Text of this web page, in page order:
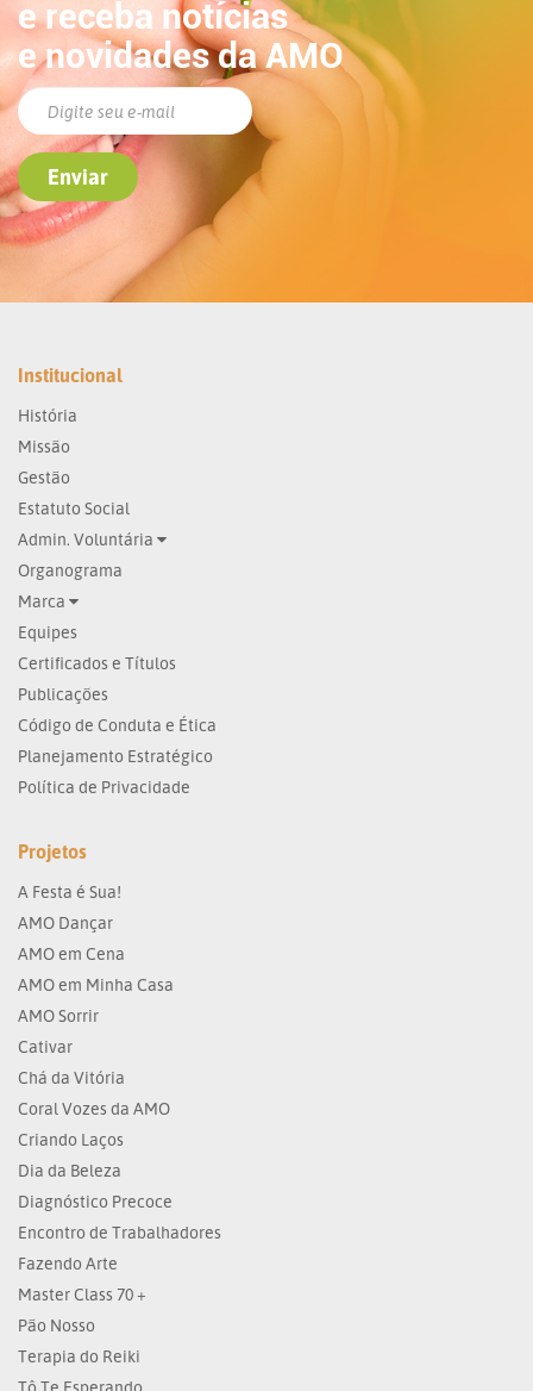
e receba notícias
e novidades da AMO
Institucional
História
Missão
Gestão
Estatuto Social
Admin. Voluntária
Organograma
Marca
Equipes
Certificados e Títulos
Publicações
Código de Conduta e Ética
Planejamento Estratégico
Política de Privacidade
Projetos
A Festa é Sua!
AMO Dançar
AMO em Cena
AMO em Minha Casa
AMO Sorrir
Cativar
Chá da Vitória
Coral Vozes da AMO
Criando Laços
Dia da Beleza
Diagnóstico Precoce
Encontro de Trabalhadores
Fazendo Arte
Master Class 70 +
Pão Nosso
Terapia do Reiki
Tô Te Esperando